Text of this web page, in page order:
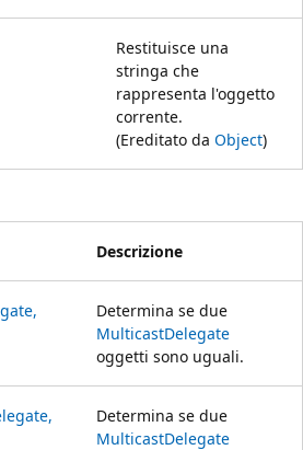
Restituisce una
stringa che
rappresenta l'oggetto
corrente.
(Ereditato da Object)
Descrizione
Determina se due
MulticastDelegate
oggetti sono uguali.
Determina se due
MulticastDelegate